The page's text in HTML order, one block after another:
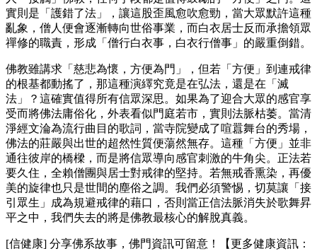
實則是「護錯了法」，讓這股歪風愈吹愈勁，當大眾默許這種
亂象，僧人便會逐漸轉向世俗事業，而白衣居士反而承擔領眾
禪修的職責，形成「僧行白衣事，白衣行僧事」的嚴重倒錯。
佛教雖講求「慈悲為懷，方便為門」，但若「方便」到連戒律
的根基都動搖了，那這種演繹究竟是在弘法，還是在「滅
法」？這確實值得所有信眾深思。如果為了迎合大眾的感官享
受而將佛法庸俗化，外表看似門庭若市，實則法脈枯萎。當清
淨經文淪為流行曲目的歌詞，當寺院變成了喧囂舞台的秀場，
佛法的莊嚴與出世的超然性質便蕩然無存。這種「方便」並非
通往彼岸的橋樑，而是將信眾導向感官刺激的牛角尖。正法若
要久住，全賴僧團與居士對戒律的堅持。若無戒香熏染，再優
美的旋律也只是世間的塵俗之調。我們必須警惕，切莫讓「接
引眾生」成為規避戒律的藉口，否則當正信法脈消失於歌舞昇
平之中，我們失去的將是佛教最核心的解脫真義。
[信健康] 分享佛系故事，佛門資訊可留意！【更多健康資訊：